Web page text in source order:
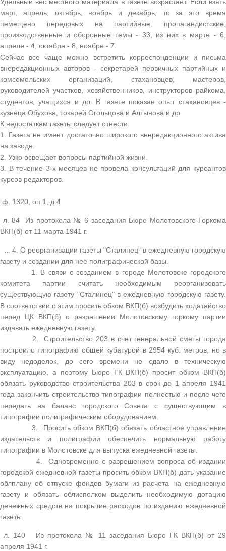
март, апрель, октябрь, ноябрь и декабрь, то за это время
пемещено передовых на партийные, пропагандистские,
производственные и оборонные темы - 33, из них в марте - 6,
апреле - 4, октябре - 8, ноябре - 7.
Сейчас все чаще можно встретить корреспонденции и письма
внередакционных авторов - секретарей первичных партийных и
комсомольских организаций, стахановцев, мастеров,
руководителей участков, хозяйственников, инструкторов райкома,
студентов, учащихся и др. В газете показан опыт стахановцев -
кузнеца Обухова, токарей Огольцова и Алтынова и др.
К недостаткам газеты следует отнести:
1. Газета не имеет достаточно широкого внередакционного актива
на заводе.
2. Узко освещает вопросы партийной жизни.
3. В течение 3-х месяцев не провела консультаций для курсантов
курсов редакторов.
ф. 1320, оп.1, д.4
л. 84 Из протокола № 6 заседания Бюро Молотовского Горкома
ВКП(б) от 11 марта 1941 г.
... 4. О реорганизации газеты "Сталинец" в ежедневную городскую
газету и создании для нее полиграфической базы.
1. В связи с созданием в городе Молотовске городского
комитета партии считать необходимым реорганизовать
существующую газету "Сталинец" в ежедневную городскую газету.
В соответствии с этим просить обком ВКП(б) возбудить ходатайство
перед ЦК ВКП(б) о разрешении Молотовскому горкому партии
издавать ежедневную газету.
2. Строительство 203 в счет генеральной сметы города
построило типографию общей кубатурой в 2954 куб. метров, но в
виду недоделок, до сего времени не сдало в техническую
эксплуатацию, а поэтому Бюро ГК ВКП(б) просит обком ВКП(б)
обязать руководство строительства 203 в срок до 1 апреля 1941
года закончить строительство типографии полностью и после чего
передать на баланс городского Совета с существующим в
типографии полиграфическим оборудованием.
3. Просить обком ВКП(б) обязать областное управление
издательств и полиграфии обеспечить нормальную работу
типографии в Молотовске для выпуска ежедневной газеты.
4. Одновременно с разрешением вопроса об издании
городской ежедневной газеты просить обком ВКП(б) дать указание
облплану об отпуске фондов бумаги из расчета на ежедневную
газету и обязать облисполком выделить необходимую дотацию
денежных средств на покрытие расходов по изданию ежедневной
газеты.
л. 140 Из протокола № 11 заседания Бюро ГК ВКП(б) от 29
апреля 1941 г.